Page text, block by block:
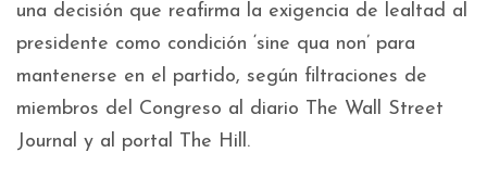
una decisión que reafirma la exigencia de lealtad al
presidente como condición ‘sine qua non’ para
mantenerse en el partido, según filtraciones de
miembros del Congreso al diario The Wall Street
Journal y al portal The Hill.